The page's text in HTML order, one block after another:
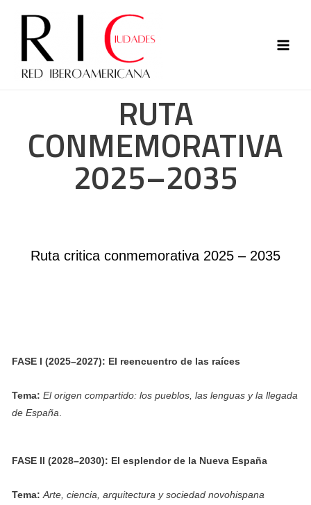
RUTA
CONMEMORATIVA
2025–2035
Ruta critica conmemorativa 2025 – 2035
FASE I (2025–2027): El reencuentro de las raíces
Tema: El origen compartido: los pueblos, las lenguas y la llegada
de España.
FASE II (2028–2030): El esplendor de la Nueva España
Tema: Arte, ciencia, arquitectura y sociedad novohispana